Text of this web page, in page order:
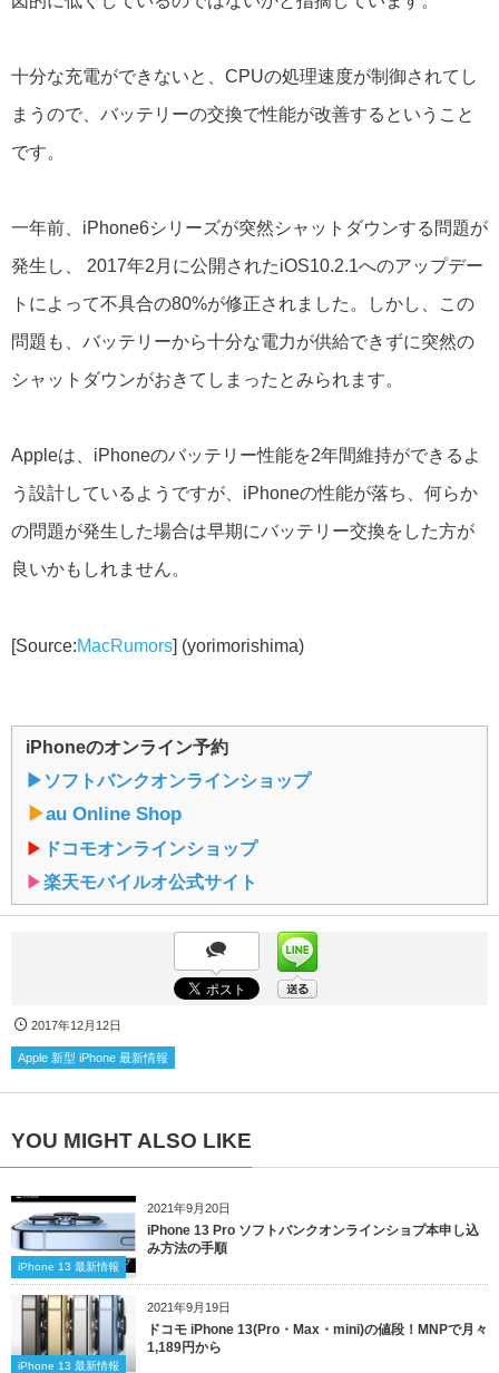
十分な充電ができないと、CPUの処理速度が制御されてし
まうので、バッテリーの交換で性能が改善するということ
です。
一年前、iPhone6シリーズが突然シャットダウンする問題が
発生し、 2017年2月に公開されたiOS10.2.1へのアップデー
トによって不具合の80%が修正されました。しかし、この
問題も、バッテリーから十分な電力が供給できずに突然の
シャットダウンがおきてしまったとみられます。
Appleは、iPhoneのバッテリー性能を2年間維持ができるよ
う設計しているようですが、iPhoneの性能が落ち、何らか
の問題が発生した場合は早期にバッテリー交換をした方が
良いかもしれません。
[Source:MacRumors] (yorimorishima)
iPhoneのオンライン予約
▶︎ソフトバンクオンラインショップ
▶︎au Online Shop
▶︎ ドコモオンラインショップ
▶︎楽天モバイルオ公式サイト
2017年12月12日
Apple 新型 iPhone 最新情報
YOU MIGHT ALSO LIKE
2021年9月20日
iPhone 13 最新情報
iPhone 13 Pro ソフトバンクオンラインショプ本申し込
み方法の手順
2021年9月19日
iPhone 13 最新情報
ドコモ iPhone 13(Pro・Max・mini)の値段！MNPで月々
1,189円から